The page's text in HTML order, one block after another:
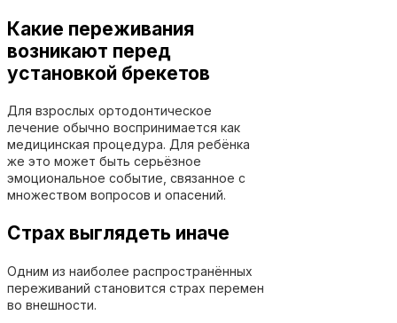
Какие переживания
возникают перед
установкой брекетов
Для взрослых ортодонтическое
лечение обычно воспринимается как
медицинская процедура. Для ребёнка
же это может быть серьёзное
эмоциональное событие, связанное с
множеством вопросов и опасений.
Страх выглядеть иначе
Одним из наиболее распространённых
переживаний становится страх перемен
во внешности.